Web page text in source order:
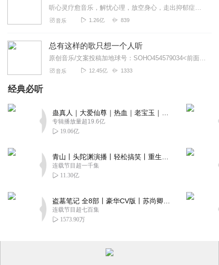
听心灵疗愈音乐，解忧心理，放空身心，走出抑郁症、焦虑症、恐惧症等情绪困扰。疗愈音乐=心灵养生最有效的聆听建议：步骤一、选择安静的环境，闭目静卧或坐。步骤二、根据...
音乐 1.26亿 839
总有这样的歌只想一个人听
原创音乐/文案投稿加地球号：SOHO454579034<前面英文是大写>带上你的音乐和故事与我们相遇..每一位小伙伴的经历都是我们创作的源头..
音乐 12.45亿 1333
经典必听
专辑播放量超19.6亿
19.06亿
连载节目超一千集
11.30亿
连载节目超七百集
1573.90万